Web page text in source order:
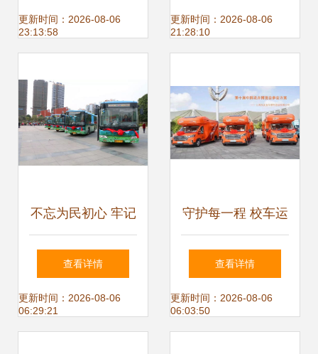
市红古区深化校车
训与规范运营纪实
更新时间：2026-08-06
23:13:58
服务转型迎来新机
更新时间：2026-08-06
21:28:10
不忘为民初心 牢记
出行使命 南宁公交
集团公司首次开通
查看详情
更新时间：2026-08-06
06:29:21
守护每一程 校车运
营服务护航孩子们
的求学路途
查看详情
更新时间：2026-08-06
06:03:50